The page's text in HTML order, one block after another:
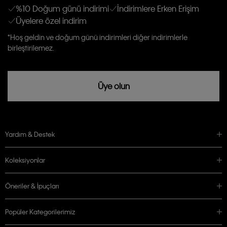
Kişiye özel ticari elektronik iletilerini almak için Açık Onay
veriyorum.
Aydınlatma Metni’niokuduğumu kabul ediyorum.
Calvin Klein tarafından kişisel verilerimin yurtdışına aktarılmasına açık
rızam vardır
%10 Doğum günü indirimi
İndirimlere Erken Erişim
Üyelere özel indirim
*Hoş geldin ve doğum günü indirimleri diğer indirimlerle
birleştirilemez.
Üye olun
Yardım & Destek
Koleksiyonlar
Öneriler & İpuçları
Popüler Kategorilerimiz